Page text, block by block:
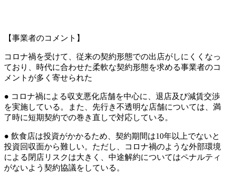
【事業者のコメント】
コロナ禍を受けて、従来の契約形態での出店がしにくくなっ
ており、時代に合わせた柔軟な契約形態を求める事業者のコ
メントが多く寄せられた
● コロナ禍による収支悪化店舗を中心に、退店及び減賃交渉
を実施している。また、先行き不透明な店舗については、満
了時に短期契約での巻き直しで対応している。
● 飲食店は投資がかかるため、契約期間は10年以上でないと
投資回収面から難しい。ただし、コロナ禍のような外部環境
による閉店リスクは大きく、中途解約についてはペナルティ
がないよう契約協議をしている。